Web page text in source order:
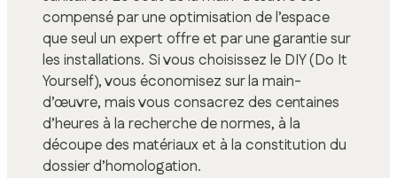
compensé par une optimisation de l’espace
que seul un expert offre et par une garantie sur
les installations. Si vous choisissez le DIY (Do It
Yourself), vous économisez sur la main-
d’œuvre, mais vous consacrez des centaines
d’heures à la recherche de normes, à la
découpe des matériaux et à la constitution du
dossier d’homologation.